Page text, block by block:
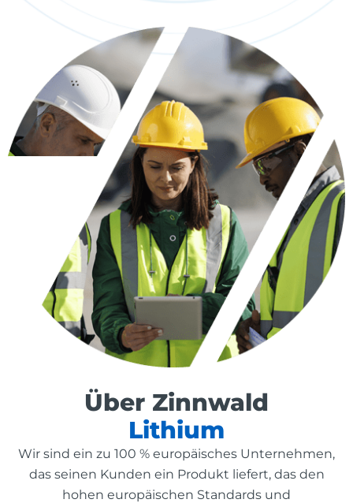
Über Zinnwald
Lithium
Wir sind ein zu 100 % europäisches Unternehmen,
das seinen Kunden ein Produkt liefert, das den
hohen europäischen Standards und